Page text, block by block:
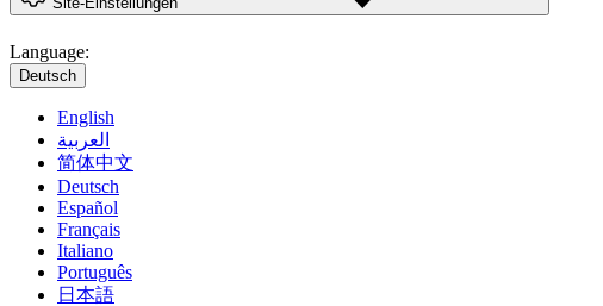
Language:
Deutsch
English
العربية
简体中文
Deutsch
Español
Français
Italiano
Português
日本語